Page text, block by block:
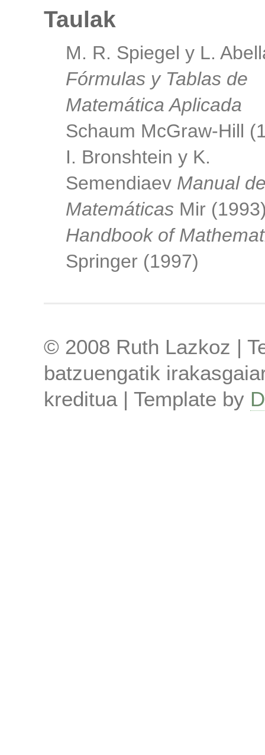
Taulak
M. R. Spiegel y L.
Fórmulas y Tablas de
Matemática Aplicada
Schaum McGraw-Hill
I. Bronshtein y K.
Semendiaev Manual
Matemáticas Mir
Handbook of
Springer (1997)
© 2008 Ruth Lazkoz |
batzuengatik
kreditua | Template by